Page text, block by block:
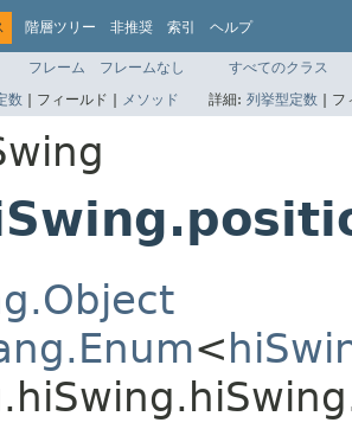
階層ツリー 非推奨 索引 ヘルプ
フレーム フレームなし
すべてのクラス
数 | フィールド | メソッド 詳細: 列挙型定数 | フ
<